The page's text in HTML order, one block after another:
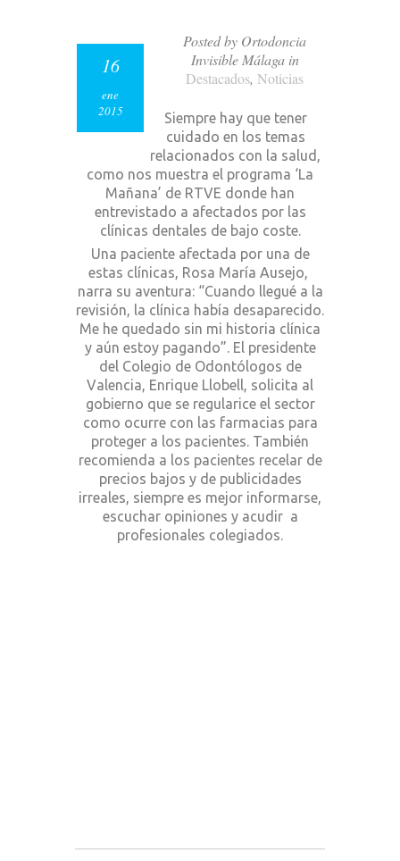
Posted by Ortodoncia
Invisible Málaga in
Destacados, Noticias
16
ene
2015
Siempre hay que tener
cuidado en los temas
relacionados con la salud,
como nos muestra el programa ‘La
Mañana’ de RTVE donde han
entrevistado a afectados por las
clínicas dentales de bajo coste.
Una paciente afectada por una de
estas clínicas, Rosa María Ausejo,
narra su aventura: “Cuando llegué a la
revisión, la clínica había desaparecido.
Me he quedado sin mi historia clínica
y aún estoy pagando”. El presidente
del Colegio de Odontólogos de
Valencia, Enrique Llobell, solicita al
gobierno que se regularice el sector
como ocurre con las farmacias para
proteger a los pacientes. También
recomienda a los pacientes recelar de
precios bajos y de publicidades
irreales, siempre es mejor informarse,
escuchar opiniones y acudir a
profesionales colegiados.